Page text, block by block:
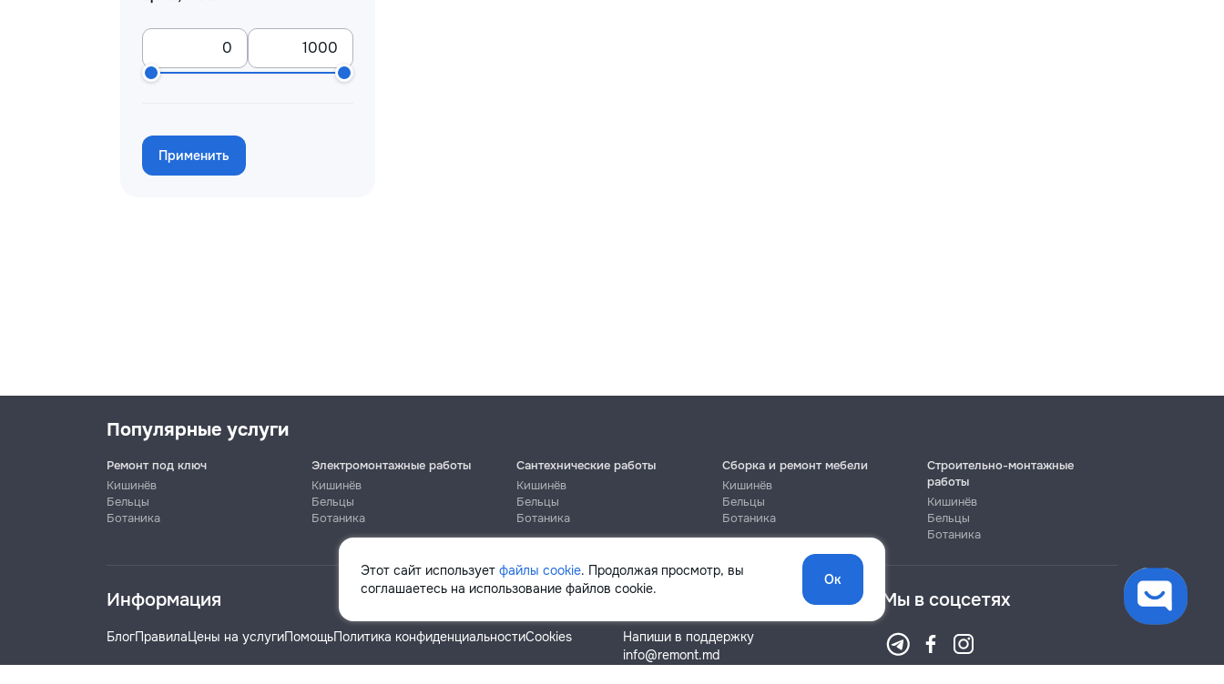
Применить
Этот сайт использует файлы cookie. Продолжая просмотр, вы
соглашаетесь на использование файлов cookie.
Ок
Популярные услуги
Ремонт под ключ
Кишинёв
Бельцы
Ботаника
Электромонтажные работы
Кишинёв
Бельцы
Ботаника
Сантехнические работы
Кишинёв
Бельцы
Ботаника
Сборка и ремонт мебели
Кишинёв
Бельцы
Ботаника
Строительно-монтажные
работы
Кишинёв
Бельцы
Ботаника
Информация
БлогПравилаЦены на услугиПомощьПолитика конфиденциальностиCookies
Помощь
Напиши в поддержку
info@remont.md
Мы в соцсетях